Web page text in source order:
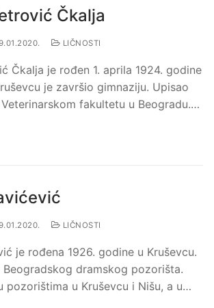
Čkalja
LIČNOSTI
Čkalja je rođen 1. aprila 1924. godine
je završio gimnaziju. Upisao
fakultetu u Beogradu.…
LIČNOSTI
je rođena 1926. godine u Kruševcu.
Beogradskog dramskog pozorišta.
pozorištima u Kruševcu i Nišu, a u…